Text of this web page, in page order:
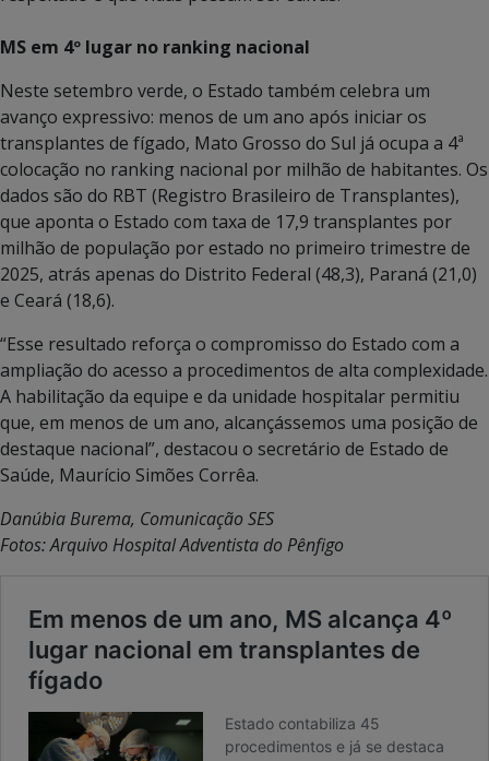
MS em 4º lugar no ranking nacional
Neste setembro verde, o Estado também celebra um
avanço expressivo: menos de um ano após iniciar os
transplantes de fígado, Mato Grosso do Sul já ocupa a 4ª
colocação no ranking nacional por milhão de habitantes. Os
dados são do RBT (Registro Brasileiro de Transplantes),
que aponta o Estado com taxa de 17,9 transplantes por
milhão de população por estado no primeiro trimestre de
2025, atrás apenas do Distrito Federal (48,3), Paraná (21,0)
e Ceará (18,6).
“Esse resultado reforça o compromisso do Estado com a
ampliação do acesso a procedimentos de alta complexidade.
A habilitação da equipe e da unidade hospitalar permitiu
que, em menos de um ano, alcançássemos uma posição de
destaque nacional”, destacou o secretário de Estado de
Saúde, Maurício Simões Corrêa.
Danúbia Burema, Comunicação SES
Fotos: Arquivo Hospital Adventista do Pênfigo